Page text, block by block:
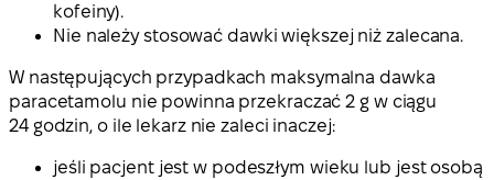
kofeiny).
Nie należy stosować dawki większej niż zalecana.
W następujących przypadkach maksymalna dawka
paracetamolu nie powinna przekraczać 2 g w ciągu
24 godzin, o ile lekarz nie zaleci inaczej:
jeśli pacjent jest w podeszłym wieku lub jest osobą